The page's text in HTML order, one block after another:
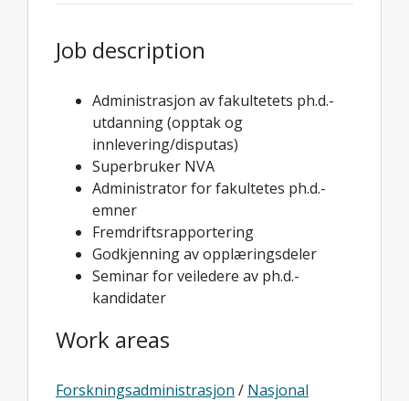
Job description
Administrasjon av fakultetets ph.d.-
utdanning (opptak og
innlevering/disputas)
Superbruker NVA
Administrator for fakultetes ph.d.-
emner
Fremdriftsrapportering
Godkjenning av opplæringsdeler
Seminar for veiledere av ph.d.-
kandidater
Work areas
Forskningsadministrasjon / Nasjonal